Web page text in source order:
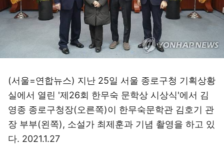
(서울=연합뉴스) 지난 25일 서울 종로구청 기획상황
실에서 열린 '제26회 한무숙 문학상 시상식'에서 김
영종 종로구청장(오른쪽)이 한무숙문학관 김호기 관
장 부부(왼쪽), 소설가 최제훈과 기념 촬영을 하고 있
다. 2021.1.27